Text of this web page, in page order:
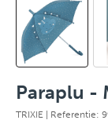
Paraplu -
TRIXIE | Referentie: